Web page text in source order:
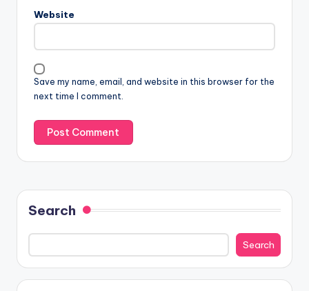
Website
Save my name, email, and website in this browser for the
next time I comment.
Search
Search